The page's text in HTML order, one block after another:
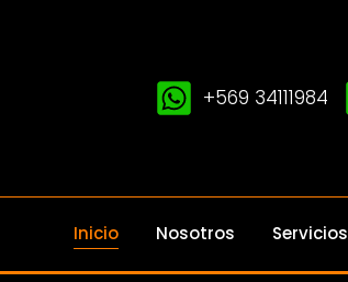
+569 34111984
Inicio Nosotros Servicios